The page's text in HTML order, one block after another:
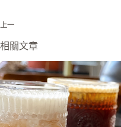
上一
相關文章